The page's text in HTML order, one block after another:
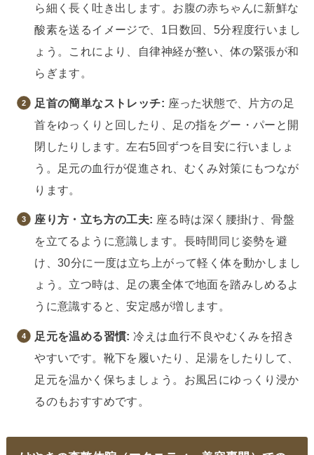
ら細く長く吐き出します。お腹の赤ちゃんに新鮮な
酸素を送るイメージで、1日数回、5分程度行いまし
ょう。これにより、自律神経が整い、体の緊張が和
らぎます。
足首の簡単なストレッチ: 座った状態で、片方の足
首をゆっくりと回したり、足の指をグー・パーと開
閉したりします。左右5回ずつを目安に行いましょ
う。足元の血行が促進され、むくみ対策にもつなが
ります。
座り方・立ち方の工夫: 座る時は深く腰掛け、骨盤
を立てるように意識します。長時間同じ姿勢を避
け、30分に一度は立ち上がって軽く体を動かしまし
ょう。立つ時は、足の裏全体で地面を踏みしめるよ
うに意識すると、安定感が増します。
足元を温める習慣: 冷えは血行不良やむくみを招き
やすいです。靴下を履いたり、足湯をしたりして、
足元を温かく保ちましょう。お風呂にゆっくり浸か
るのもおすすめです。